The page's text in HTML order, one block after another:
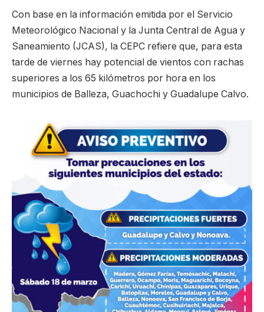
Con base en la información emitida por el Servicio
Meteorológico Nacional y la Junta Central de Agua y
Saneamiento (JCAS), la CEPC refiere que, para esta
tarde de viernes hay potencial de vientos con rachas
superiores a los 65 kilómetros por hora en los
municipios de Balleza, Guachochi y Guadalupe Calvo.